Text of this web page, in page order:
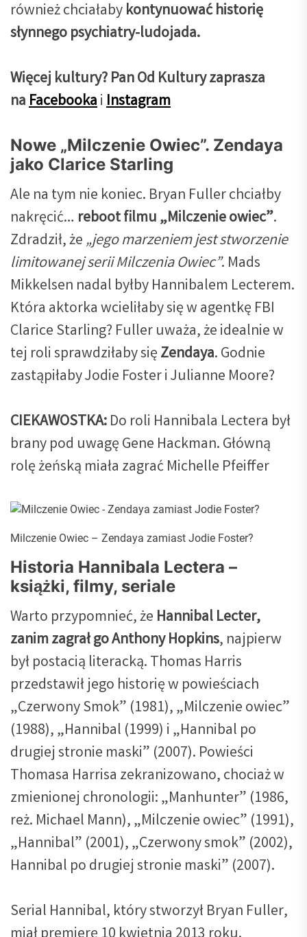
również chciałabykontynuować historię
słynnego psychiatry-ludojada.
Więcej kultury? Pan Od Kultury zaprasza
naFacebookaiInstagram
Nowe „Milczenie Owiec”. Zendaya
jako Clarice Starling
Ale na tym nie koniec. Bryan Fuller chciałby
nakręcić… reboot filmu „Milczenie owiec”.
Zdradził, że„jego marzeniem jest stworzenie
limitowanej serii Milczenia Owiec”. Mads
Mikkelsen nadal byłby Hannibalem Lecterem.
Która aktorka wcieliłaby się w agentkę FBI
Clarice Starling? Fuller uważa, że idealnie w
tej roli sprawdziłaby sięZendaya. Godnie
zastąpiłaby Jodie Foster i Julianne Moore?
CIEKAWOSTKA:Do roli Hannibala Lectera był
brany pod uwagę Gene Hackman. Główną
rolę żeńską miała zagrać Michelle Pfeiffer
Milczenie Owiec – Zendaya zamiast Jodie Foster?
Historia Hannibala Lectera –
książki, filmy, seriale
Warto przypomnieć, że Hannibal Lecter,
zanim zagrał go Anthony Hopkins, najpierw
był postacią literacką. Thomas Harris
przedstawił jego historię w powieściach
„Czerwony Smok” (1981), „Milczenie owiec”
(1988), „Hannibal (1999) i „Hannibal po
drugiej stronie maski” (2007). Powieści
Thomasa Harrisa zekranizowano, chociaż w
zmienionej chronologii: „Manhunter” (1986,
reż. Michael Mann), „Milczenie owiec” (1991),
„Hannibal” (2001), „Czerwony smok” (2002),
Hannibal po drugiej stronie maski” (2007).
Serial Hannibal, który stworzył Bryan Fuller,